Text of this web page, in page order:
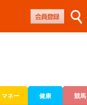
マネー 健康 競馬